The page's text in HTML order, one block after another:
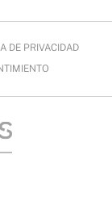
DE PRIVACIDAD